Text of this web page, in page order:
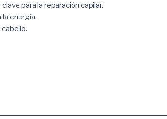
para la reparación capilar.
energía.